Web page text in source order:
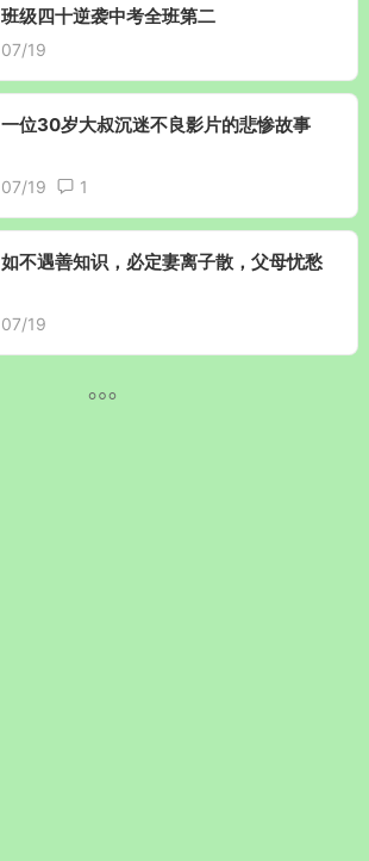
班级四十逆袭中考全班第二
07/19
一位30岁大叔沉迷不良影片的悲惨故事
07/19 1
如不遇善知识，必定妻离子散，父母忧愁
07/19